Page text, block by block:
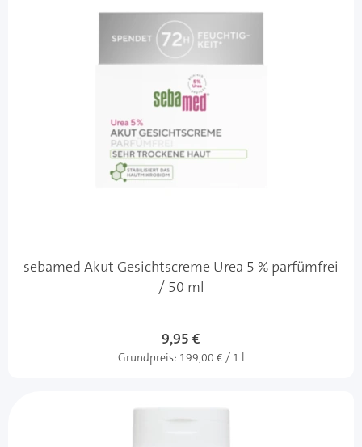
sebamed Akut Gesichtscreme Urea 5 % parfümfrei
/ 50 ml
9,95 €
Grundpreis: 199,00 € / 1 l